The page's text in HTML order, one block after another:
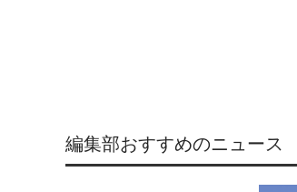
編集部おすすめのニュース